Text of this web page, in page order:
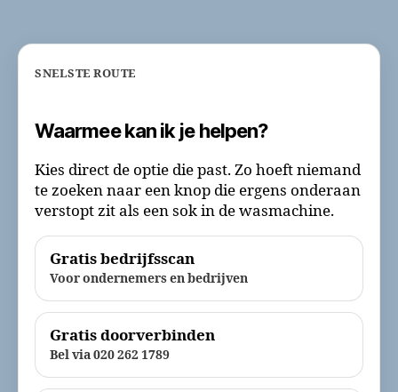
SNELSTE ROUTE
Waarmee kan ik je helpen?
Kies direct de optie die past. Zo hoeft niemand
te zoeken naar een knop die ergens onderaan
verstopt zit als een sok in de wasmachine.
Gratis bedrijfsscan
Voor ondernemers en bedrijven
Gratis doorverbinden
Bel via 020 262 1789